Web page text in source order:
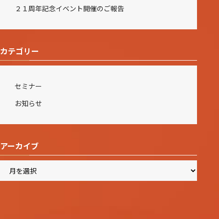
２１周年記念イベント開催のご報告
カテゴリー
セミナー
お知らせ
アーカイブ